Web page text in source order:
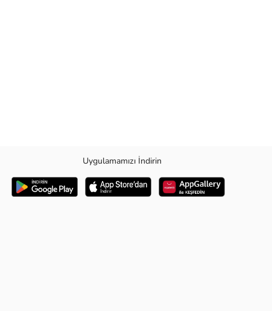
Uygulamamızı İndirin